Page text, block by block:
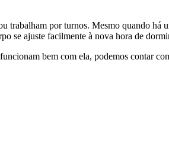
por turnos. Mesmo quando há
se ajuste facilmente à nova hora de
bem com ela, podemos contar